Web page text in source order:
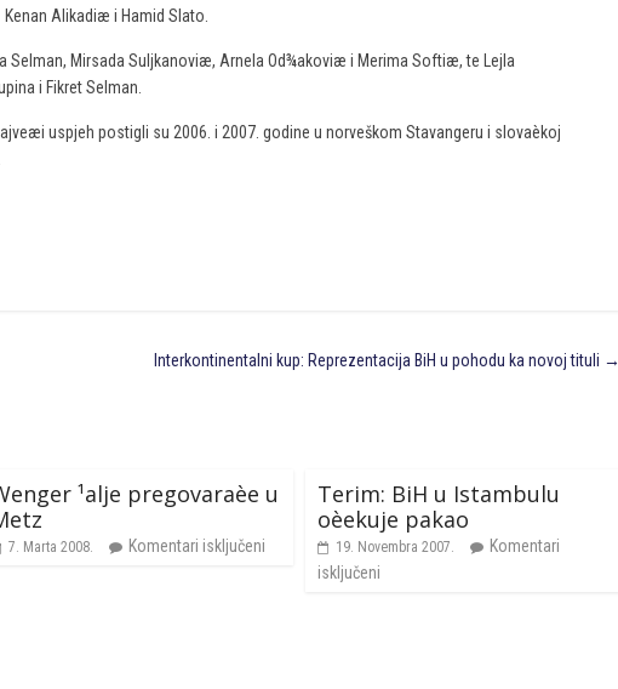
Kenan Alikadiæ i Hamid Slato.
Mirsada Suljkanoviæ, Arnela Od¾akoviæ i Merima Softiæ, te Lejla
i Fikret Selman.
uspjeh postigli su 2006. i 2007. godine u norveškom Stavangeru i slovaèkoj
Interkontinentalni kup: Reprezentacija BiH u pohodu ka novoj tituli →
¹alje pregovaraèe u
7. Marta 2008. Komentari isključeni
Terim: BiH u Istambulu
oèekuje pakao
19. Novembra 2007.
Komentari
isključeni